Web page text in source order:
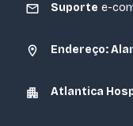
Suporte e-
Endereço:
Atlantica